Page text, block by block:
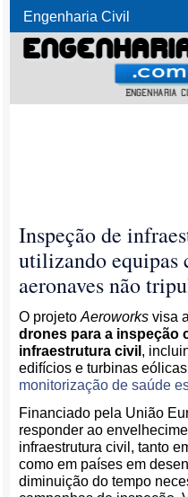
Engenharia Civil
Inspeção de
utilizando equipas
aeronaves não
O projetoAeroworks visa
drones para a inspeção
infraestrutura civil ,
edifícios e turbinas
monitorização de saúde
Financiado pela União
responder ao
infraestrutura civil, tanto
como em países em
diminuição do tempo